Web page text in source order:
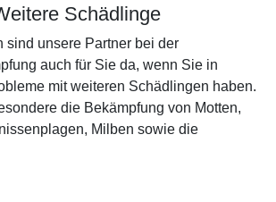
Schädlinge
sind unsere Partner bei der
auch für Sie da, wenn Sie in
mit weiteren Schädlingen haben.
die Bekämpfung von Motten,
Milben sowie die